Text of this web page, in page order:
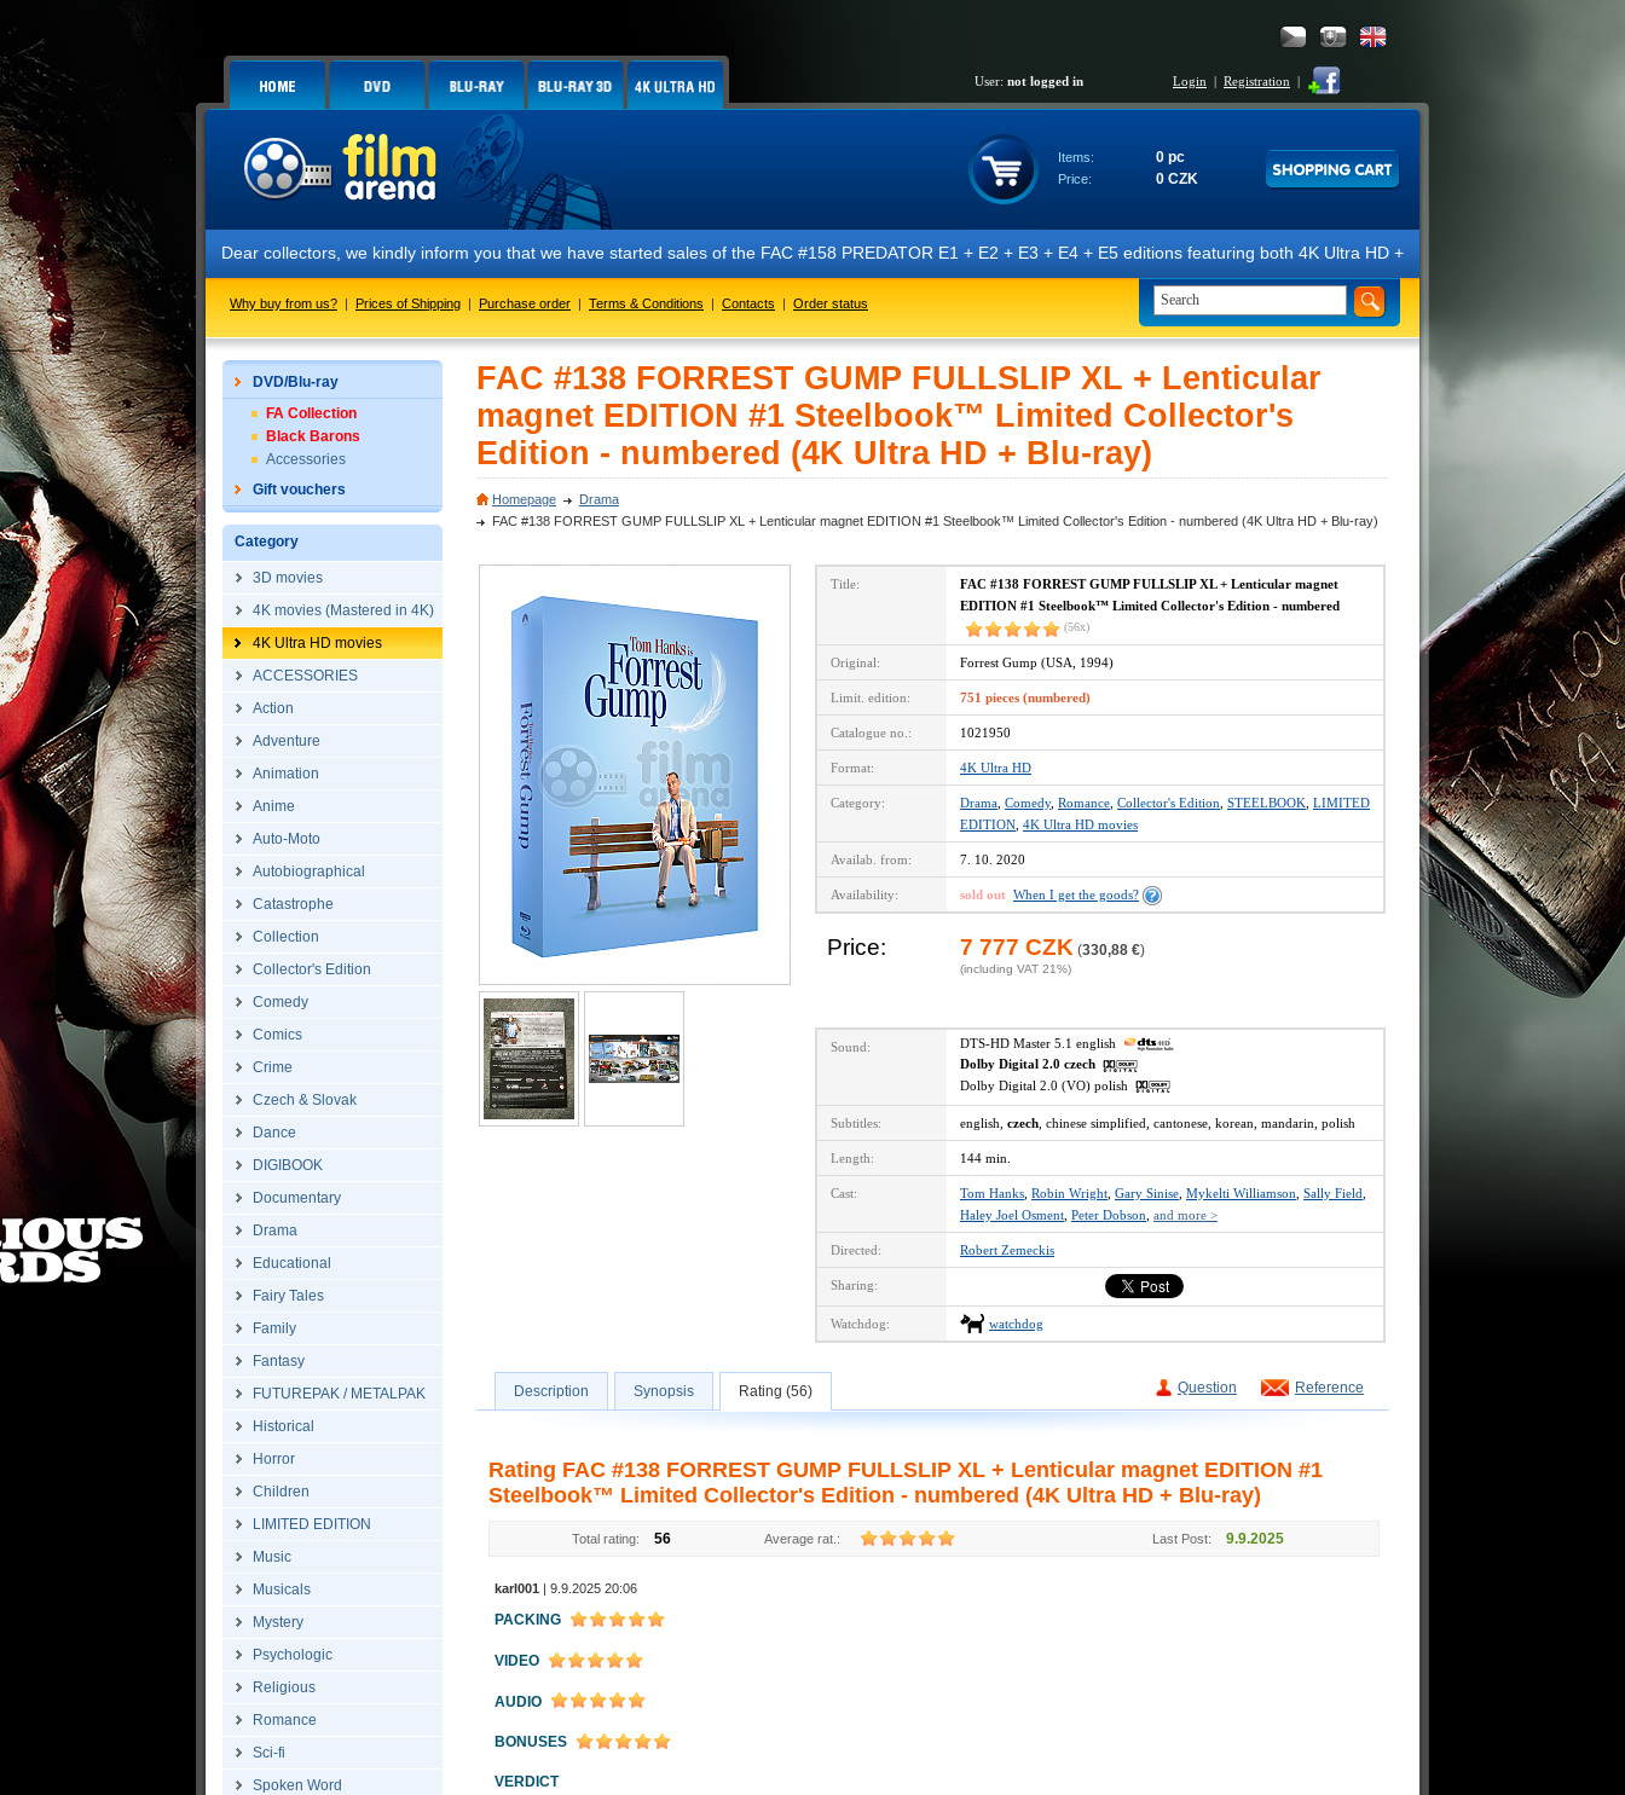
User: not logged in Login | Registration |
Items: 0 pc
Price: 0 CZK
Dear collectors, we kindly inform you that we have started sales of the FAC #158 PREDATOR E1 + E2 + E3 + E4 + E5 editions featuring both 4K Ultra HD + Blu-ray 3D/2D discs. The
Why buy from us? | Prices of Shipping | Purchase order | Terms & Conditions | Contacts | Order status
DVD/Blu-ray
FA Collection
Black Barons
Accessories
Gift vouchers
Category
3D movies
4K movies (Mastered in 4K)
4K Ultra HD movies
ACCESSORIES
Action
Adventure
Animation
Anime
Auto-Moto
Autobiographical
Catastrophe
Collection
Collector's Edition
Comedy
Comics
Crime
Czech & Slovak
Dance
DIGIBOOK
Documentary
Drama
Educational
Fairy Tales
Family
Fantasy
FUTUREPAK / METALPAK
Historical
Horror
Children
LIMITED EDITION
Music
Musicals
Mystery
Psychologic
Religious
Romance
Sci-fi
Spoken Word
FAC #138 FORREST GUMP FULLSLIP XL + Lenticular
magnet EDITION #1 Steelbook™ Limited Collector's
Edition - numbered (4K Ultra HD + Blu-ray)
Homepage
Drama
FAC #138 FORREST GUMP FULLSLIP XL + Lenticular magnet EDITION #1 Steelbook™ Limited Collector's Edition - numbered (4K Ultra HD + Blu-ray)
Title:
FAC #138 FORREST GUMP FULLSLIP XL + Lenticular magnet
EDITION #1 Steelbook™ Limited Collector's Edition - numbered
(56x)
Original: Forrest Gump (USA, 1994)
Limit. edition: 751 pieces (numbered)
Catalogue no.: 1021950
Format: 4K Ultra HD
Category: Drama Comedy, Romance Collector's Edition STEELBOOK LIMITED
EDITION 4K Ultra HD movies
Availab. from: 7. 10. 2020
Availability: sold out When I get the goods?
Price: 7 777 CZK (330,88 €)
(including VAT 21%)
Sound:
DTS-HD Master 5.1 english
Dolby Digital 2.0 czech
Dolby Digital 2.0 (VO) polish
Subtitles: english, czech , chinese simplified, cantonese, korean, mandarin, polish
Length: 144 min.
Cast: Tom Hanks Robin Wright Gary Sinise Mykelti Williamson Sally Field
Haley Joel Osment Peter Dobson and more >
Directed: Robert Zemeckis
Sharing:
Watchdog: watchdog
Question Reference
Description Synopsis Rating (56)
Rating FAC #138 FORREST GUMP FULLSLIP XL + Lenticular magnet EDITION #1
Steelbook™ Limited Collector's Edition - numbered (4K Ultra HD + Blu-ray)
Total rating: 56 Average rat.: Last Post: 9.9.2025
karl001 | 9.9.2025 20:06
PACKING
VIDEO
AUDIO
BONUSES
VERDICT